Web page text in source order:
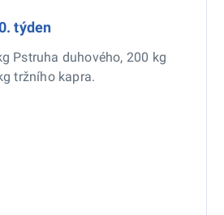
týden
Pstruha duhového, 200 kg
tržního kapra.